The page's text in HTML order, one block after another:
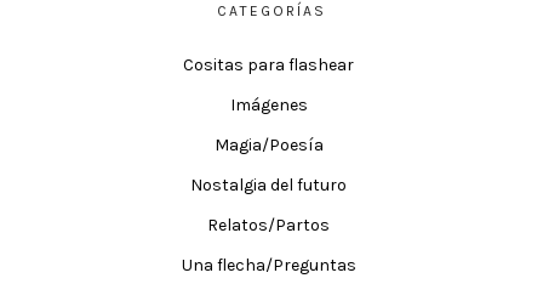
CATEGORÍAS
Cositas para flashear
Imágenes
Magia/Poesía
Nostalgia del futuro
Relatos/Partos
Una flecha/Preguntas